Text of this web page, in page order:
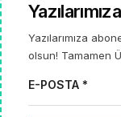
Yazılarımıza
olsun! Tamamen
E-POSTA *